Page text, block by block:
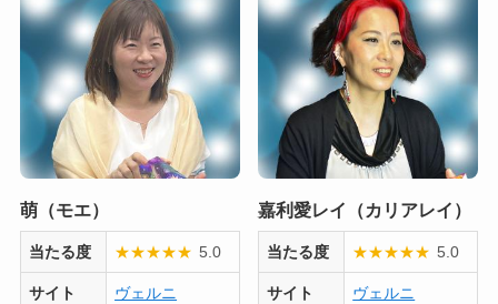
萌（モエ）
当たる度 ★★★★★ 5.0
サイト ヴェルニ
嘉利愛レイ（カリアレイ）
当たる度 ★★★★★ 5.0
サイト ヴェルニ